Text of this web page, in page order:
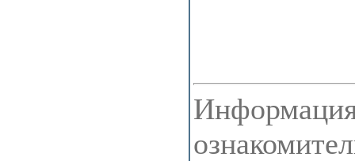
Информация